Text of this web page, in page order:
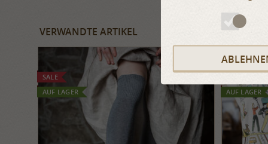
VERWANDTE ARTIKEL
SALE
AUF LAGER
AUF LAGER